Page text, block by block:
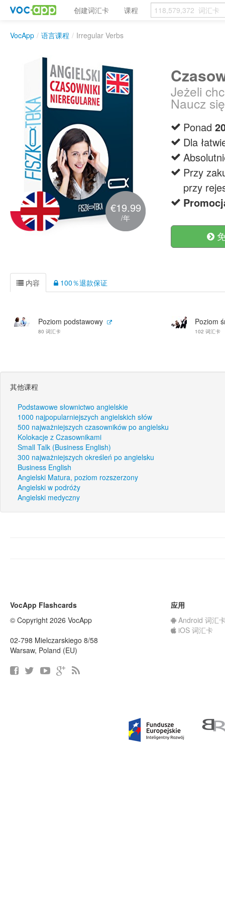
创建词汇卡 课程
VocApp / 语言课程 / Irregular Verbs
€19.99
/年
Jeżeli
Naucz
Ponad
Dla
Przy
przy
内容 100％退款保证
Poziom podstawowy
80 词汇卡
Poziom
102 词汇卡
其他课程
Podstawowe słownictwo angielskie
1000 najpopularniejszych angielskich słów
500 najważniejszych czasowników po angielsku
Kolokacje z Czasownikami
Small Talk (Business English)
300 najważniejszych określeń po angielsku
Business English
Angielski Matura, poziom rozszerzony
Angielski w podróży
Angielski medyczny
VocApp Flashcards
© Copyright 2026 VocApp
02-798 Mielczarskiego 8/58
Warsaw, Poland (EU)
应用
Android 词汇
iOS 词汇卡